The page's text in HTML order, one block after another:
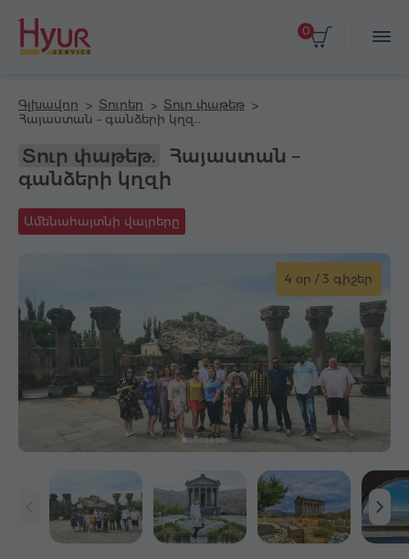
0
Գլխավոր Տուրեր
Տուր փաթեթ
Տուր փաթեթ.
Հայաստան –
գանձերի կղզի
Ամենահայտնի վայրերը
4 օր / 3 գիշեր